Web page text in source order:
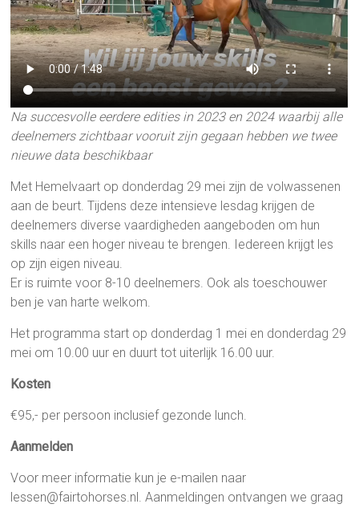
Na succesvolle eerdere edities in 2023 en 2024 waarbij alle
deelnemers zichtbaar vooruit zijn gegaan hebben we twee
nieuwe data beschikbaar
Met Hemelvaart op donderdag 29 mei zijn de volwassenen
aan de beurt. Tijdens deze intensieve lesdag krijgen de
deelnemers diverse vaardigheden aangeboden om hun
skills naar een hoger niveau te brengen. Iedereen krijgt les
op zijn eigen niveau.
Er is ruimte voor 8-10 deelnemers. Ook als toeschouwer
ben je van harte welkom.
Het programma start op donderdag 1 mei en donderdag 29
mei om 10.00 uur en duurt tot uiterlijk 16.00 uur.
Kosten
€95,- per persoon inclusief gezonde lunch.
Aanmelden
Voor meer informatie kun je e-mailen naar
lessen@fairtohorses.nl. Aanmeldingen ontvangen we graag